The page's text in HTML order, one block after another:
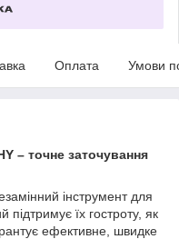
Оплата Умови
– точне заточування
інструмент для
підтримує їх гостроту, як
ефективне, швидке